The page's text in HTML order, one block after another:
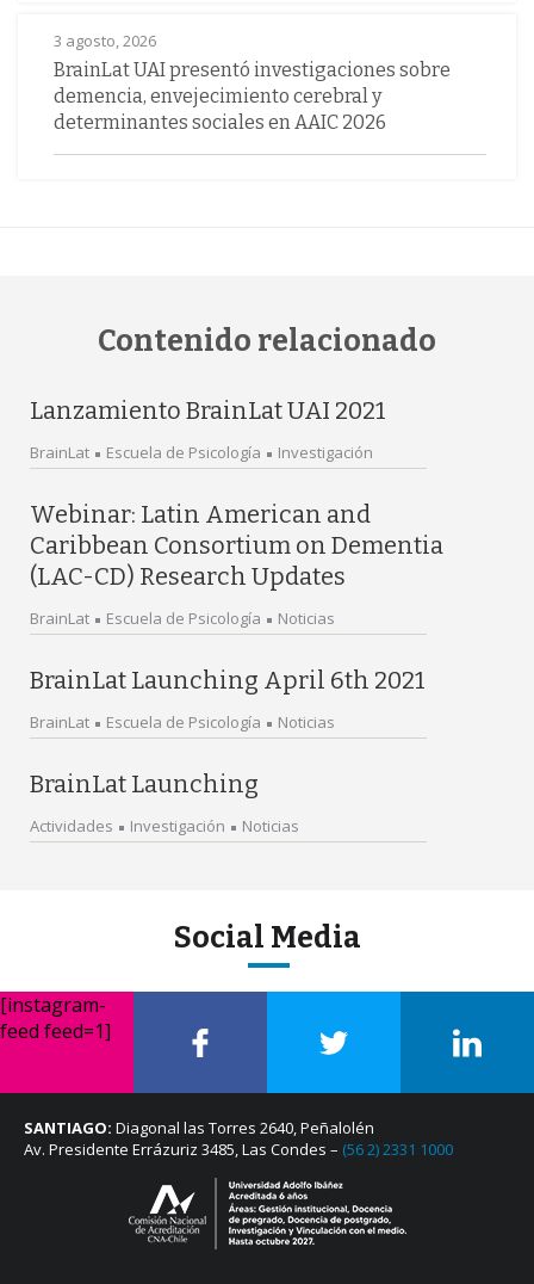
3 agosto, 2026
BrainLat UAI presentó investigaciones sobre
demencia, envejecimiento cerebral y
determinantes sociales en AAIC 2026
Contenido relacionado
Lanzamiento BrainLat UAI 2021
BrainLat Escuela de Psicología Investigación
Webinar: Latin American and
Caribbean Consortium on Dementia
(LAC-CD) Research Updates
BrainLat Escuela de Psicología Noticias
BrainLat Launching April 6th 2021
BrainLat Escuela de Psicología Noticias
BrainLat Launching
Actividades Investigación Noticias
Social Media
[instagram-
feed feed=1]
SANTIAGO: Diagonal las Torres 2640, Peñalolén
Av. Presidente Errázuriz 3485, Las Condes – (56 2) 2331 1000